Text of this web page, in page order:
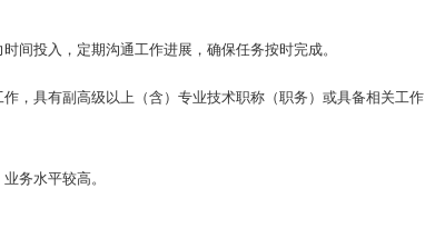
间投入，定期沟通工作进展，确保任务按时完成。
，具有副高级以上（含）专业技术职称（职务）或具备相关工作
务水平较高。